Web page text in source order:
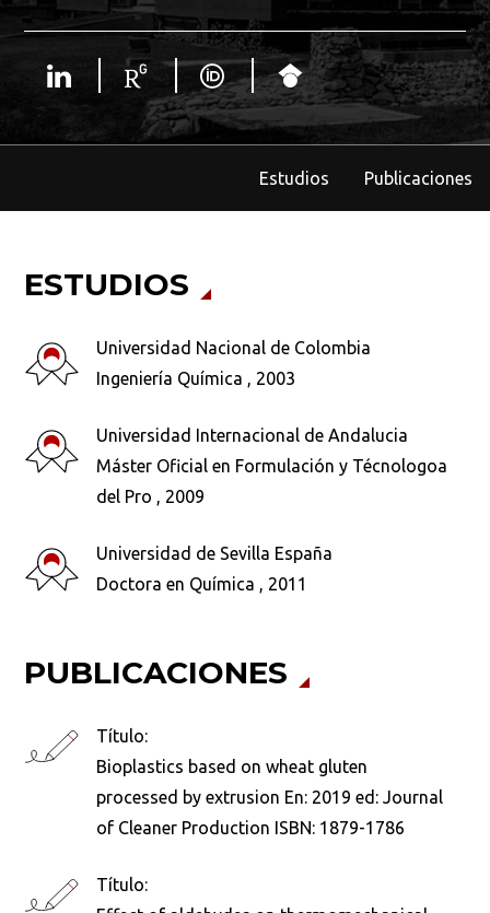
Estudios Publicaciones
ESTUDIOS
Universidad Nacional de Colombia
Ingeniería Química , 2003
Universidad Internacional de Andalucia
Máster Oficial en Formulación y Técnologoa
del Pro , 2009
Universidad de Sevilla España
Doctora en Química , 2011
PUBLICACIONES
Título:
Bioplastics based on wheat gluten
processed by extrusion En: 2019 ed: Journal
of Cleaner Production ISBN: 1879-1786
Título: